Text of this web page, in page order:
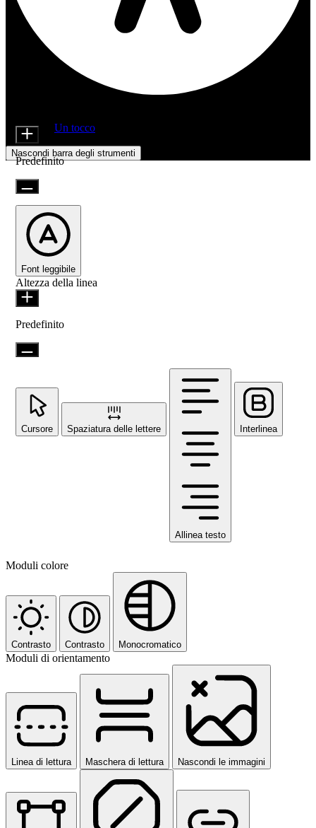
Offerto da Un tocco
Nascondi barra degli strumenti
Predefinito
Font leggibile
Altezza della linea
Predefinito
Cursore Spaziatura delle lettere
Allinea testo
Interlinea
Moduli colore
Contrasto Contrasto Monocromatico
Moduli di orientamento
Linea di lettura Maschera di lettura Nascondi le immagini